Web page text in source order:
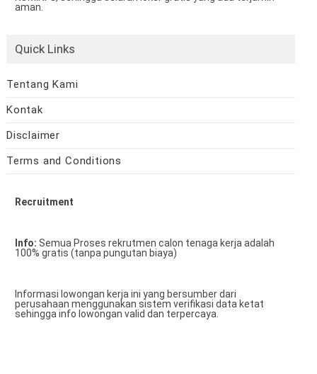
aman.
Quick Links
Tentang Kami
Kontak
Disclaimer
Terms and Conditions
Recruitment
Info: Semua Proses rekrutmen calon tenaga kerja adalah
100% gratis (tanpa pungutan biaya)
Informasi lowongan kerja ini yang bersumber dari
perusahaan menggunakan sistem verifikasi data ketat
sehingga info lowongan valid dan terpercaya.